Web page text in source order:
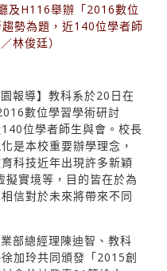
及H116舉辦「2016數位
勢為題，近140位學者師
林俊廷）
報導】教科系於20日在
數位學習學術研討
位學者師生與會。校長
是本校重要辦學理念，
科技近年出現許多新穎
實境等，目的皆在於為
信對於未來將帶來不同
部總經理陳迪智、教科
加玲共同頒發「2015創